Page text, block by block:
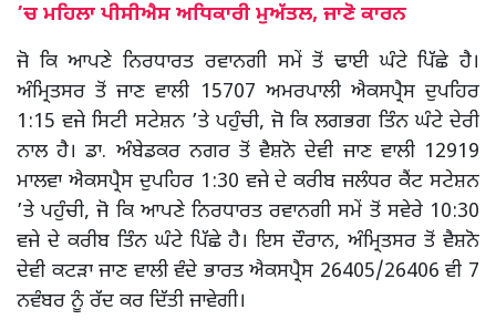
’ਚ ਮਹਿਲਾ ਪੀਸੀਐਸ ਅਧਿਕਾਰੀ ਮੁਅੱਤਲ, ਜਾਣੋ ਕਾਰਨ
ਜੋ ਕਿ ਆਪਣੇ ਨਿਰਧਾਰਤ ਰਵਾਨਗੀ ਸਮੇਂ ਤੋਂ ਢਾਈ ਘੰਟੇ ਪਿੱਛੇ ਹੈ।
ਅੰਮ੍ਰਿਤਸਰ ਤੋਂ ਜਾਣ ਵਾਲੀ 15707 ਅਮਰਪਾਲੀ ਐਕਸਪ੍ਰੈਸ ਦੁਪਹਿਰ
1:15 ਵਜੇ ਸਿਟੀ ਸਟੇਸ਼ਨ ’ਤੇ ਪਹੁੰਚੀ, ਜੋ ਕਿ ਲਗਭਗ ਤਿੰਨ ਘੰਟੇ ਦੇਰੀ
ਨਾਲ ਹੈ। ਡਾ. ਅੰਬੇਡਕਰ ਨਗਰ ਤੋਂ ਵੈਸ਼ਨੋ ਦੇਵੀ ਜਾਣ ਵਾਲੀ 12919
ਮਾਲਵਾ ਐਕਸਪ੍ਰੈਸ ਦੁਪਹਿਰ 1:30 ਵਜੇ ਦੇ ਕਰੀਬ ਜਲੰਧਰ ਕੈਂਟ ਸਟੇਸ਼ਨ
’ਤੇ ਪਹੁੰਚੀ, ਜੋ ਕਿ ਆਪਣੇ ਨਿਰਧਾਰਤ ਰਵਾਨਗੀ ਸਮੇਂ ਤੋਂ ਸਵੇਰੇ 10:30
ਵਜੇ ਦੇ ਕਰੀਬ ਤਿੰਨ ਘੰਟੇ ਪਿੱਛੇ ਹੈ। ਇਸ ਦੌਰਾਨ, ਅੰਮ੍ਰਿਤਸਰ ਤੋਂ ਵੈਸ਼ਨੋ
ਦੇਵੀ ਕਟੜਾ ਜਾਣ ਵਾਲੀ ਵੰਦੇ ਭਾਰਤ ਐਕਸਪ੍ਰੈਸ 26405/26406 ਵੀ 7
ਨਵੰਬਰ ਨੂੰ ਰੱਦ ਕਰ ਦਿੱਤੀ ਜਾਵੇਗੀ।